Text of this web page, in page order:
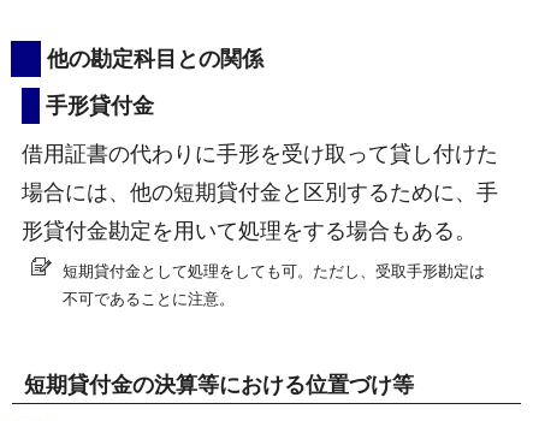
他の勘定科目との関係
手形貸付金
借用証書の代わりに手形を受け取って貸し付けた
場合には、他の短期貸付金と区別するために、手
形貸付金勘定を用いて処理をする場合もある。
短期貸付金として処理をしても可。ただし、受取手形勘定は
不可であることに注意。
短期貸付金の決算等における位置づけ等